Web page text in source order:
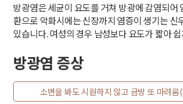
방광염은 세균이 요도를 거쳐 방광에 감염되어
환으로 악화시에는 신장까지 염증이 생기는 신
있습니다. 여성의 경우 남성보다 요도가 짧아
방광염 증상
소변을 봐도 시원하지 않고 금방 또 마려움